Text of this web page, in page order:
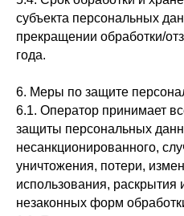
субъекта персональных
прекращении обработки/
года.
6. Меры по защите
6.1. Оператор принимает
защиты персональных
несанкционированного,
уничтожения, потери,
использования, раскрытия
незаконных форм